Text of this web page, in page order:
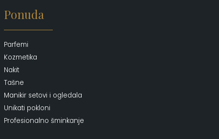
Ponuda
Parfemi
Kozmetika
Nakit
Tašne
Manikir setovi i ogledala
Unikati pokloni
Profesionalno šminkanje